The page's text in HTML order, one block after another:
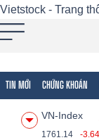
Vietstock - Trang
TIN MỚI CHỨNG KHOÁN
VN-Index
1761.14 -3.64
Tất cả Tính
Tính